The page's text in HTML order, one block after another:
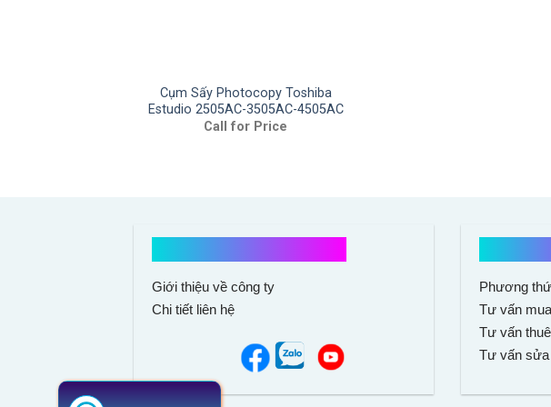
Cụm Sấy Photocopy Toshiba
Estudio 2505AC-3505AC-4505AC
Call for Price
Giới thiệu về công ty
Chi tiết liên hệ
Phương
Tư vấn
Tư vấn
Tư vấn